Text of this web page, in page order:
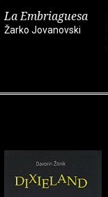
La Embriaguesa
Žarko Jovanovski